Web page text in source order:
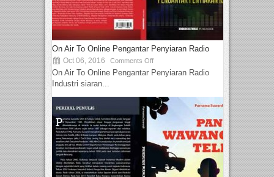
On Air To Online Pengantar Penyiaran Radio
Oct 06, 2016 Comments Off
On Air To Online Pengantar Penyiaran Radio
Industri siaran...